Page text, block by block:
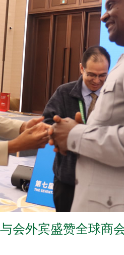
与会外宾盛赞全球商